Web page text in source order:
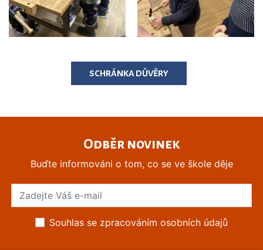
SCHRÁNKA DŮVĚRY
Odběr novinek
Buďte informováni o tom, co se ve škole děje
Souhlas se zpracováním osobních údajů